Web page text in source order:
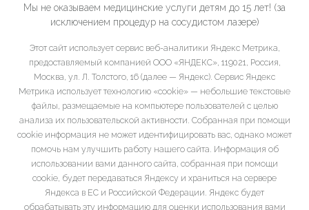
Мы не оказываем медицинские услуги детям до 15 лет! (за
исключением процедур на сосудистом лазере)
Этот сайт использует сервис веб-аналитики Яндекс Метрика,
предоставляемый компанией ООО «ЯНДЕКС», 119021, Россия,
Москва, ул. Л. Толстого, 16 (далее — Яндекс). Сервис Яндекс
Метрика использует технологию «cookie» — небольшие текстовые
файлы, размещаемые на компьютере пользователей с целью
анализа их пользовательской активности. Собранная при помощи
cookie информация не может идентифицировать вас, однако может
помочь нам улучшить работу нашего сайта. Информация об
использовании вами данного сайта, собранная при помощи
cookie, будет передаваться Яндексу и храниться на сервере
Яндекса в ЕС и Российской Федерации. Яндекс будет
обрабатывать эту информацию для оценки использования вами